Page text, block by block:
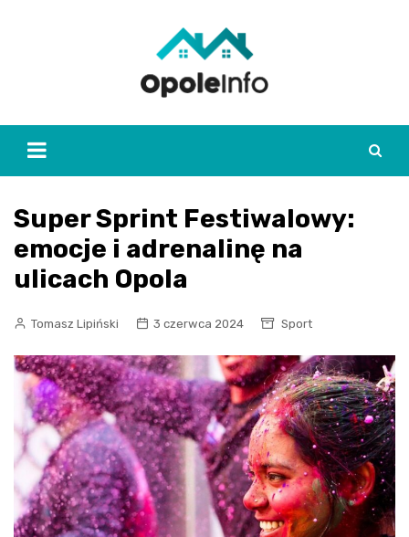
Super Sprint Festiwalowy:
emocje i adrenalinę na
ulicach Opola
Tomasz Lipiński 3 czerwca 2024 Sport